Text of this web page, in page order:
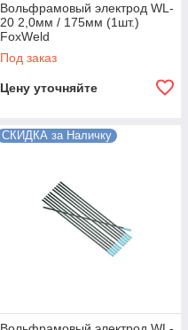
Вольфрамовый электрод WL-
20 2,0мм / 175мм (1шт.)
FoxWeld
Под заказ
Цену уточняйте
СКИДКА за Наличку